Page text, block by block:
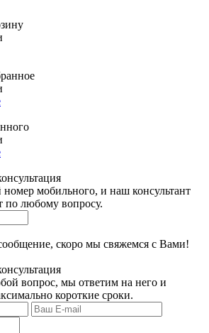
номер мобильного, и наш консультант
по любому вопросу.
скоро мы свяжемся с Вами!
вопрос, мы ответим на него и
короткие сроки.